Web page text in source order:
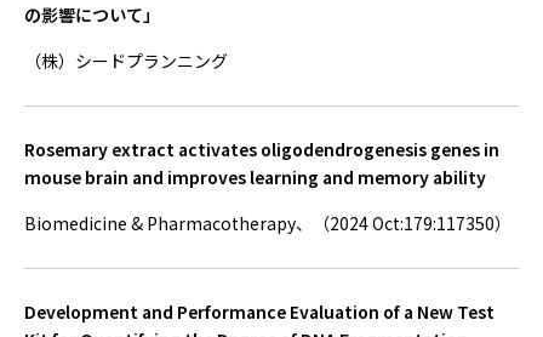
の影響について」
（株）シードプランニング
Rosemary extract activates oligodendrogenesis genes in
mouse brain and improves learning and memory ability
Biomedicine & Pharmacotherapy、（2024 Oct:179:117350）
Development and Performance Evaluation of a New Test